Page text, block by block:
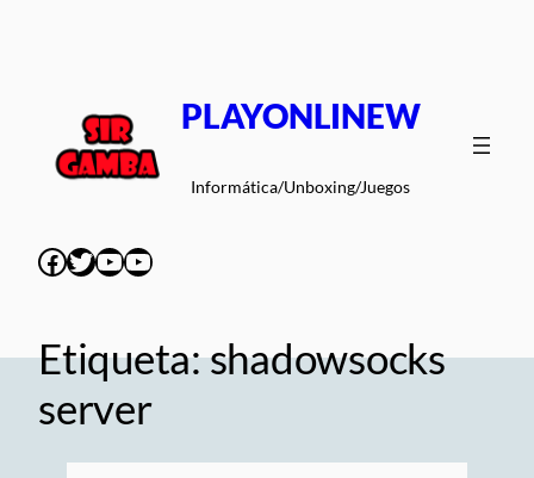
PLAYONLINEW
Informática/Unboxing/Juegos
Facebook
Twitter
YouTube
YouTube
Etiqueta:shadowsocks
server